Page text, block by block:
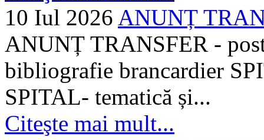
10 Iul 2026 ANUNȚ
ANUNȚ TRANSFER -
bibliografie brancardier
SPITAL- tematică și...
Citeşte mai mult...